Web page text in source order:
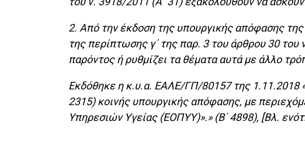
2. Από την έκδοση της υπουργικής απόφασης
της περίπτωσης γ΄ της παρ. 3 του άρθρου 30 του
παρόντος ή ρυθμίζει τα θέματα αυτά με άλλο
Εκδόθηκε η κ.υ.α. ΕΑΛΕ/ΓΠ/80157 της 1.11.2018
2315) κοινής υπουργικής απόφασης, με
Υπηρεσιών Υγείας (ΕΟΠΥΥ)».» (Β΄ 4898), [Βλ.